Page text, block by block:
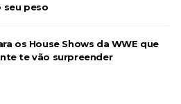
seu peso
os House Shows da WWE que
te vão surpreender